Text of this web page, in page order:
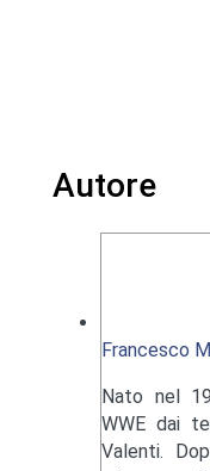
Autore
Francesco
Nato nel
WWE dai
Valenti.